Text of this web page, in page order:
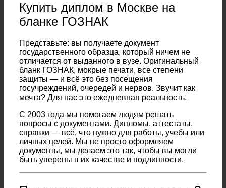
Купить диплом в Москве на
бланке ГОЗНАК
Представьте: вы получаете документ
государственного образца, который ничем не
отличается от выданного в вузе. Оригинальный
бланк ГОЗНАК, мокрые печати, все степени
защиты — и всё это без посещения
госучреждений, очередей и нервов. Звучит как
мечта? Для нас это ежедневная реальность.
С 2003 года мы помогаем людям решать
вопросы с документами. Дипломы, аттестаты,
справки — всё, что нужно для работы, учебы или
личных целей. Мы не просто оформляем
документы, мы делаем это так, чтобы вы могли
быть уверены в их качестве и подлинности.